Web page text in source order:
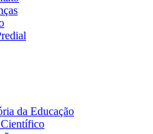
da Educação